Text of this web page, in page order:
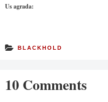
Us agrada:
BLACKHOLD
10 Comments